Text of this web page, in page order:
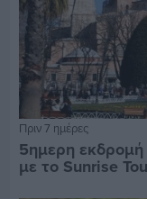
Πριν 7 ημέρες
5ημερη
με το Sunrise